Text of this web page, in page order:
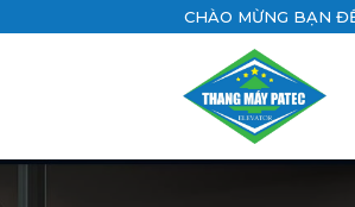
CHÀO MỪNG BẠN